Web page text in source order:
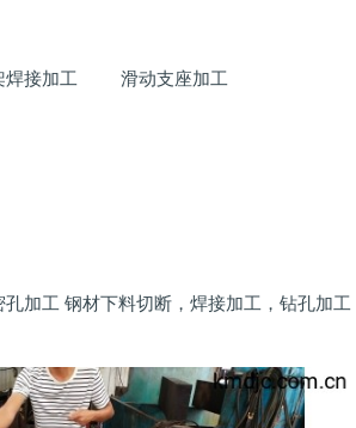
焊接加工 滑动支座加工
加工 钢材下料切断，焊接加工，钻孔加工